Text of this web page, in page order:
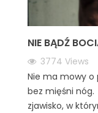
NIE BĄDŹ
3774 Views
Nie ma mowy o
bez mięśni
zjawisko, w